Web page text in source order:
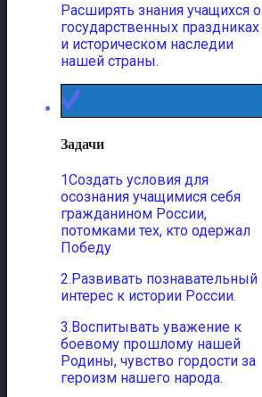
Расширять знания учащихся о
государственных праздниках
и историческом наследии
нашей страны.
Задачи
1Создать условия для
осознания учащимися себя
гражданином России,
потомками тех, кто одержал
Победу
2.Развивать познавательный
интерес к истории России.
3.Воспитывать уважение к
боевому прошлому нашей
Родины, чувство гордости за
героизм нашего народа.